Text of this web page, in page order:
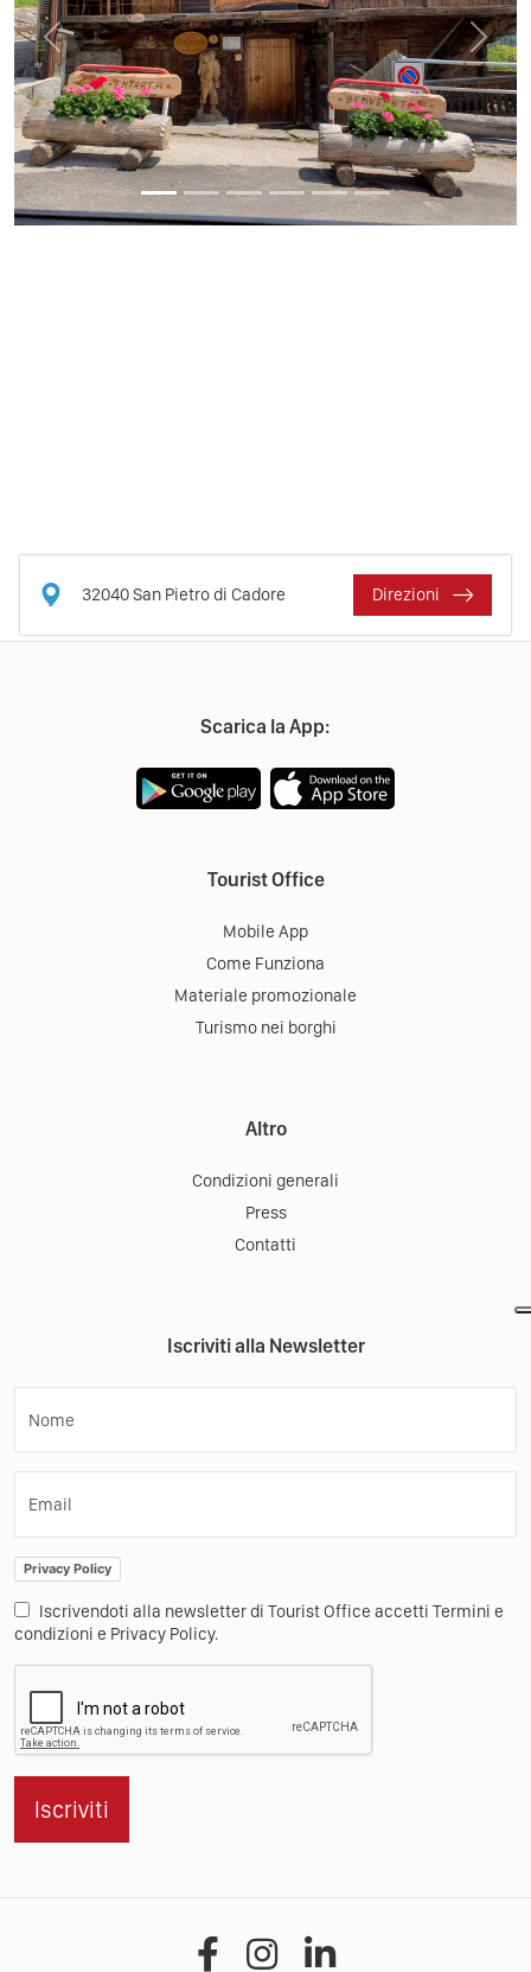
Previous Next
32040San Pietro di Cadore Direzioni
Scarica la App:
Tourist Office
Mobile App
Come Funziona
Materiale promozionale
Turismo nei borghi
Altro
Condizioni generali
Press
Contatti
Iscriviti alla Newsletter
Nome
Email
Privacy Policy
Iscrivendoti alla newsletter di Tourist Office accetti Termini e
condizioni e Privacy Policy.
Iscriviti